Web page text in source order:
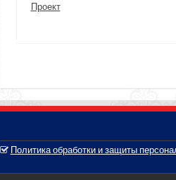
Проект
Политика обработки и защиты